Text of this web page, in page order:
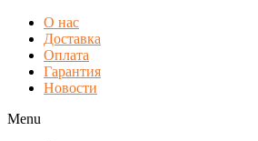
О нас
Доставка
Оплата
Гарантия
Новости
Menu